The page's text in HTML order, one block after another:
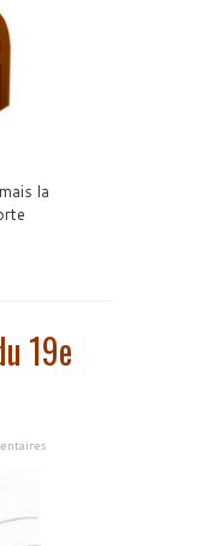
la
19e